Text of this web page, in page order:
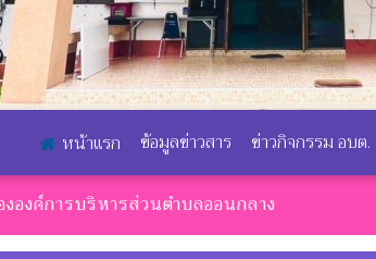
หน้าแรก ข้อมูลข่าวสาร ข่าวกิจกรรม อบต.
หารส่วนตำบลออนกลาง